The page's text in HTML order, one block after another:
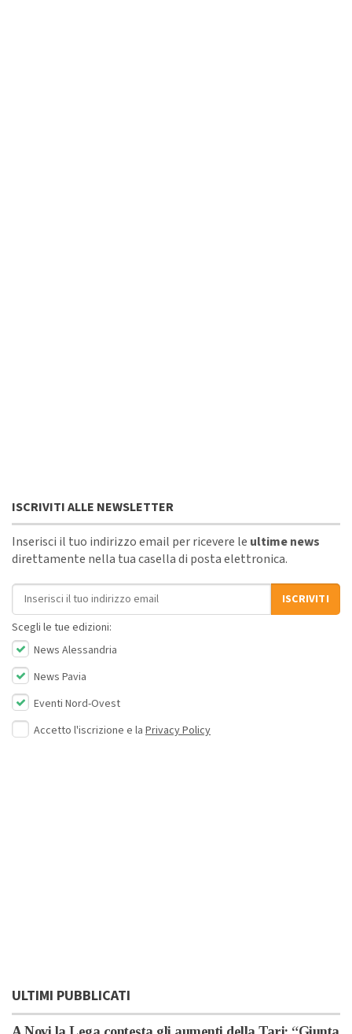
ISCRIVITI ALLE NEWSLETTER
Inserisci il tuo indirizzo email per ricevere le ultime news
direttamente nella tua casella di posta elettronica.
Indirizzo email
ISCRIVITI
Scegli le tue edizioni:
News Alessandria
News Pavia
Eventi Nord-Ovest
Accetto l'iscrizione e la Privacy Policy
ULTIMI PUBBLICATI